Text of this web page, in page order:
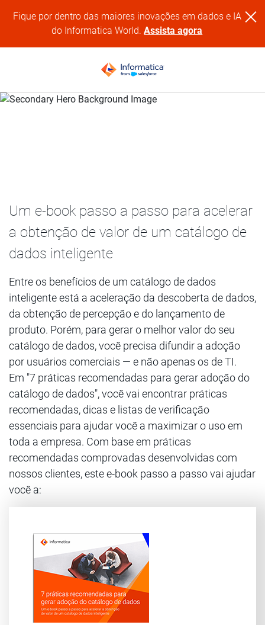
Fique por dentro das maiores inovações em dados e IA
do Informatica World.Assista agora
Um e-book passo a passo para acelerar
a obtenção de valor de um catálogo de
dados inteligente
Entre os benefícios de um catálogo de dados
inteligente está a aceleração da descoberta de dados,
da obtenção de percepção e do lançamento de
produto. Porém, para gerar o melhor valor do seu
catálogo de dados, você precisa difundir a adoção
por usuários comerciais — e não apenas os de TI.
Em "7 práticas recomendadas para gerar adoção do
catálogo de dados", você vai encontrar práticas
recomendadas, dicas e listas de verificação
essenciais para ajudar você a maximizar o uso em
toda a empresa. Com base em práticas
recomendadas comprovadas desenvolvidas com
nossos clientes, este e-book passo a passo vai ajudar
você a: